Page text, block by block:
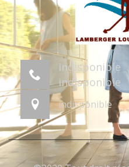
indisponible
indisponible
indisponible